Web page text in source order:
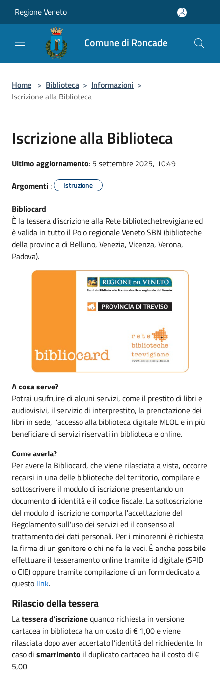
Regione Veneto
Comune di Roncade
Home > Biblioteca > Informazioni >
Iscrizione alla Biblioteca
Iscrizione alla Biblioteca
Ultimo aggiornamento: 5 settembre 2025, 10:49
Argomenti : Istruzione
Bibliocard
È la tessera d'iscrizione alla Rete bibliotechetrevigiane ed
è valida in tutto il Polo regionale Veneto SBN (biblioteche
della provincia di Belluno, Venezia, Vicenza, Verona,
Padova).
A cosa serve?
Potrai usufruire di alcuni servizi, come il prestito di libri e
audiovisivi, il servizio di interprestito, la prenotazione dei
libri in sede, l'accesso alla biblioteca digitale MLOL e in più
beneficiare di servizi riservati in biblioteca e online.
Come averla?
Per avere la Bibliocard, che viene rilasciata a vista, occorre
recarsi in una delle biblioteche del territorio, compilare e
sottoscrivere il modulo di iscrizione presentando un
documento di identità e il codice fiscale. La sottoscrizione
del modulo di iscrizione comporta l'accettazione del
Regolamento sull'uso dei servizi ed il consenso al
trattamento dei dati personali. Per i minorenni è richiesta
la firma di un genitore o chi ne fa le veci. È anche possibile
effettuare il tesseramento online tramite id digitale (SPID
o CIE) oppure tramite compilazione di un form dedicato a
questo link.
Rilascio della tessera
Latessera d’iscrizionequando richiesta in versione
cartacea in biblioteca ha un costo di € 1,00 e viene
rilasciata dopo aver accertato l’identità del richiedente. In
caso di smarrimento il duplicato cartaceo ha il costo di €
5,00.